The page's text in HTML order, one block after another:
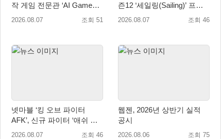
작 게임 전문관 ‘AI Games’
오픈
2026.08.07 조회 51
즌12 ‘세일링(Sailing)’ 프리
시즌 시작
2026.08.07 조회 46
넷마블 ‘킹 오브 파이터
AFK’, 신규 파이터 ‘애쉬 크
림존’ 업데이트
2026.08.07 조회 46
웹젠, 2026년 상반기 실적
공시
2026.08.06 조회 75